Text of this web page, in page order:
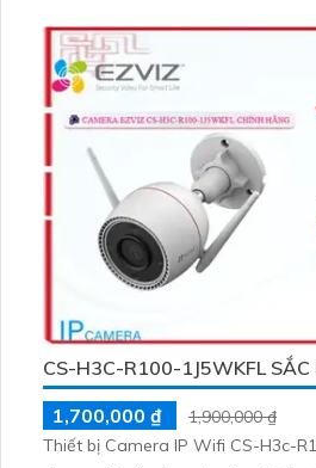
CS-H3C-R100-1J5WKFL SẮC
1,700,000 ₫
1,900,000 ₫
Thiết bị Camera IP Wifi CS-H3c-